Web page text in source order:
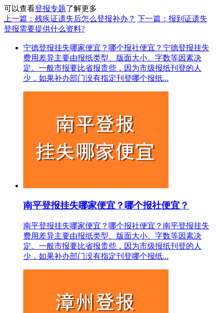
可以查看登报专题了解更多
上一篇：残疾证遗失后怎么登报补办？ 下一篇：报到证遗失
登报需要提供什么资料?
宁德登报挂失哪家便宜？哪个报社便宜？宁德登报挂失
费用差异主要由报纸类型、版面大小、字数等因素决
定。一般市报要比省报贵些，因为市级报纸刊登的人
少，如果补办部门没有指定刊登哪个报纸...
南平登报挂失哪家便宜？哪个报社便宜？
南平登报挂失哪家便宜？哪个报社便宜？南平登报挂失
费用差异主要由报纸类型、版面大小、字数等因素决
定。一般市报要比省报贵些，因为市级报纸刊登的人
少，如果补办部门没有指定刊登哪个报纸...